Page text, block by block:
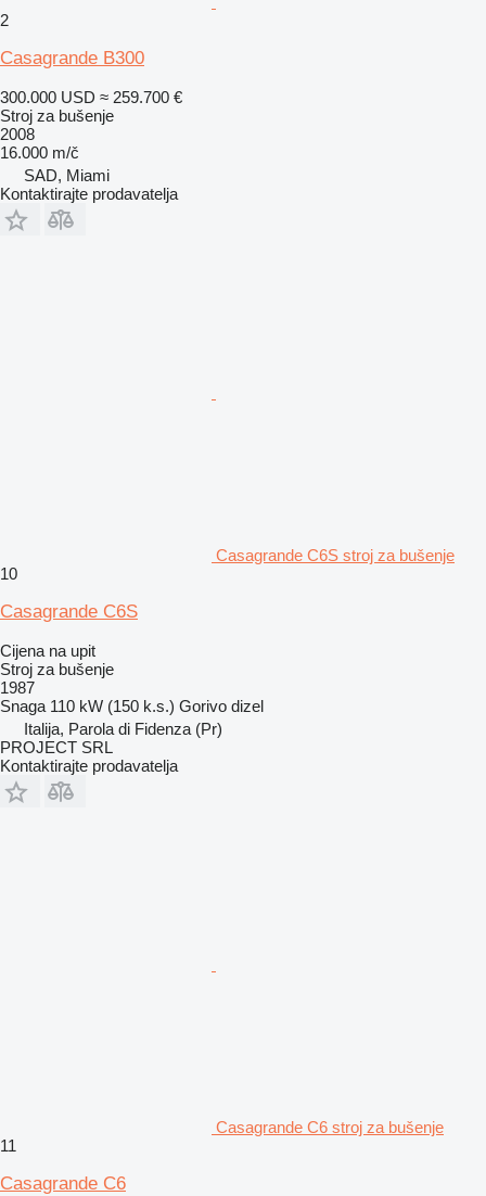
2
Casagrande B300
300.000 USD ≈ 259.700 €
Stroj za bušenje
2008
16.000 m/č
SAD, Miami
Kontaktirajte prodavatelja
Casagrande C6S stroj za bušenje
10
Casagrande C6S
Cijena na upit
Stroj za bušenje
1987
Snaga 110 kW (150 k.s.) Gorivo dizel
Italija, Parola di Fidenza (Pr)
PROJECT SRL
Kontaktirajte prodavatelja
Casagrande C6 stroj za bušenje
11
Casagrande C6